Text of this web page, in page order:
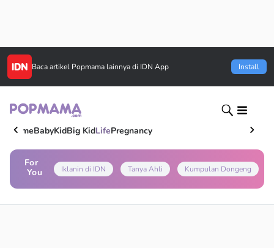
Baca artikel Popmama lainnya di IDN App Install
HomeBabyKidBig KidLifePregnancy
For
You
Iklanin di IDN Tanya Ahli Kumpulan Dongeng